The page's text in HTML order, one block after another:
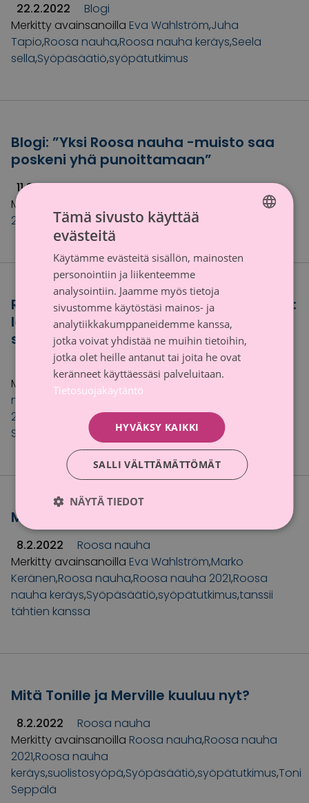
22.2.2022
Blogi
Merkitty avainsanoilla Eva Wahlström,Juha
Tapio,Roosa nauha,Roosa nauha keräys,Seela
sella,Syöpäsäätiö,syöpätutkimus
Blogi: ”Yksi Roosa nauha -muisto saa
poskeni yhä punoittamaan”
11.2.2022
Blogi
Merkitty avainsanoilla
Roosa nauha
2021
Syöpäsäätiö,syöpätutkimus
Roosa nauha -keräyksellä ennätystulos:
lähes 5 miljoonaa euroa
syöpätutkimukselle
8.2.2022
Uutinen
Merkitty avainsanoilla Eva Wahlström
nauha
Roosa nauha
2021
suolistosyöpä,Syöpäsäätiö,syöpätutkimus
Seppälä
Mitä heille kuuluu nyt? Eva ja Marko.
8.2.2022
Roosa nauha
Merkitty avainsanoilla Eva Wahlström,Marko
Keränen,Roosa nauha,Roosa nauha 2021,Roosa
nauha keräys,Syöpäsäätiö,syöpätutkimus,tanssii
tähtien kanssa
Mitä Tonille ja Merville kuuluu nyt?
8.2.2022
Roosa nauha
Merkitty avainsanoilla Roosa nauha,Roosa nauha
2021,Roosa nauha
keräys,suolistosyöpä,Syöpäsäätiö,syöpätutkimus,Toni
Seppälä
SWEDISH
Tämä sivusto käyttää
evästeitä
Käytämme evästeitä sisällön, mainosten
personointiin ja liikenteemme
analysointiin. Jaamme myös tietoja
sivustomme käytöstäsi mainos- ja
analytiikkakumppaneidemme kanssa,
jotka voivat yhdistää ne muihin tietoihin,
jotka olet heille antanut tai joita he ovat
keränneet käyttäessäsi palveluitaan.
Tietosuojakäytäntö
HYVÄKSY KAIKKI
SALLI VÄLTTÄMÄTTÖMÄT
NÄYTÄ TIEDOT